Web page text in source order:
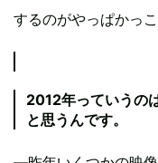
するのがやっぱかっこ
2012年っていうの
と思うんです。